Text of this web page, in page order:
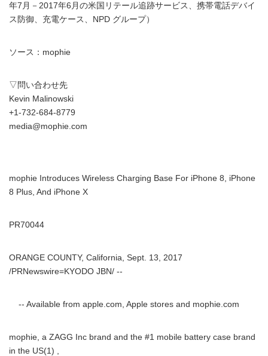
年7月－2017年6月の米国リテール追跡サービス、携帯電話デバイ
ス防御、充電ケース、NPD グループ）
ソース：mophie
▽問い合わせ先
Kevin Malinowski
+1-732-684-8779
media@mophie.com
mophie Introduces Wireless Charging Base For iPhone 8, iPhone
8 Plus, And iPhone X
PR70044
ORANGE COUNTY, California, Sept. 13, 2017
/PRNewswire=KYODO JBN/ --
-- Available from apple.com, Apple stores and mophie.com
mophie, a ZAGG Inc brand and the #1 mobile battery case brand
in the US(1) ,